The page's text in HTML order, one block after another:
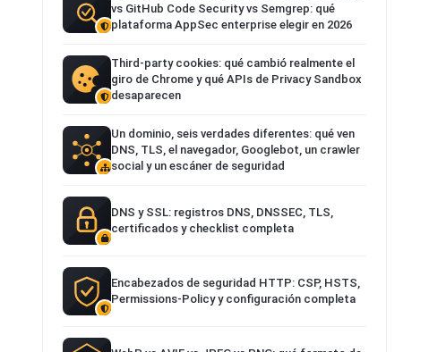
vs GitHub Code Security vs Semgrep: qué
plataforma AppSec enterprise elegir en 2026
Third-party cookies: qué cambió realmente el
giro de Chrome y qué APIs de Privacy Sandbox
desaparecen
Un dominio, seis verdades diferentes: qué ven
DNS, TLS, el navegador, Googlebot, un crawler
social y un escáner de seguridad
DNS y SSL: registros DNS, DNSSEC, TLS,
certificados y checklist completa
Encabezados de seguridad HTTP: CSP, HSTS,
Permissions-Policy y configuración completa